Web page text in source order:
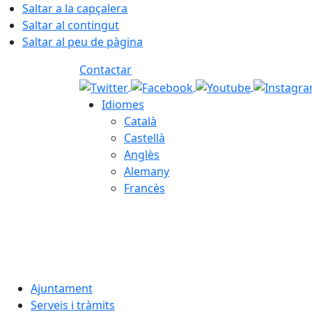
Saltar a la capçalera
Saltar al contingut
Saltar al peu de pàgina
Contactar
Idiomes
Català
Castellà
Anglès
Alemany
Francès
Ajuntament
Serveis i tràmits